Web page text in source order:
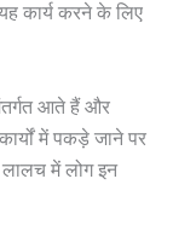
कार्य करने के लिए
आते हैं और
में पकड़े जाने पर
लालच में लोग इन